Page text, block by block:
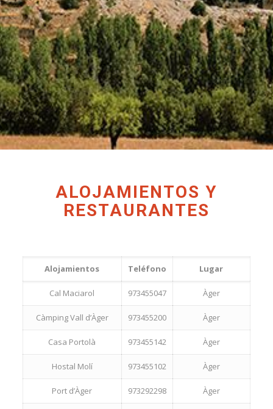
ALOJAMIENTOS Y
RESTAURANTES
Alojamientos Teléfono Lugar
Cal Maciarol 973455047 Àger
Càmping Vall d’Àger 973455200 Àger
Casa Portolà 973455142 Àger
Hostal Molí 973455102 Àger
Port d’Àger 973292298 Àger